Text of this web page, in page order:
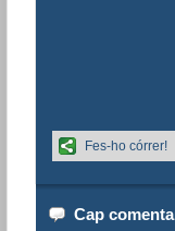
Fes-ho córrer!
Cap